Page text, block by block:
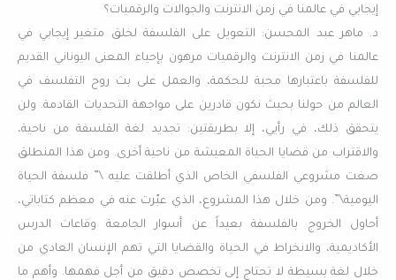
إيجابي في عالمنا في زمن الانترنت والجوالات والرقميات؟
د. ماهر عبد المحسن: التعويل على الفلسفة لخلق متغير إيجابي في
عالمنا في زمن الانترنت والرقميات مرهون بإحياء المعنى اليوناني القديم
للفلسفة باعتبارها محبة للحكمة، والعمل على بث روح التفلسف في
العالم من حولنا بحيث نكون قادرين على مواجهة التحديات القادمة. ولن
يتحقق ذلك، في رأيي، إلا بطريقتين: تجديد لغة الفلسفة من ناحية،
والاقتراب من قضايا الحياة المعيشة من ناحية أخرى. ومن هذا المنطلق
صغت مشروعي الفلسفي الخاص الذي أطلقت عليه \” فلسفة الحياة
اليومية\”. ومن خلال هذا المشروع، الذي عبّرت عنه في معظم كتاباتي،
أحاول الخروج بالفلسفة بعيداً عن أسوار الجامعة وقاعات الدرس
الأكاديمية، والانخراط في الحياة والقضايا التي تهم الإنسان العادي من
خلال لغة بسيطة لا تحتاج إلى تخصص دقيق من أجل فهمها. وأهم ما